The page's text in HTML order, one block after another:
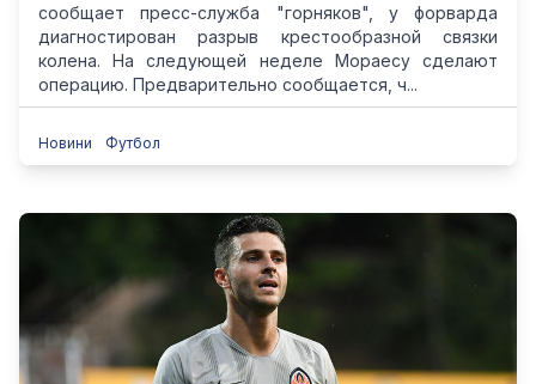
сообщает пресс-служба "горняков", у форварда
диагностирован разрыв крестообразной связки
колена. На следующей неделе Мораесу сделают
операцию. Предварительно сообщается, ч...
Новини Футбол